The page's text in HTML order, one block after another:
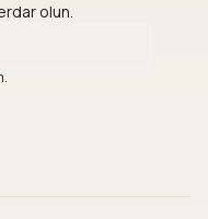
olun.